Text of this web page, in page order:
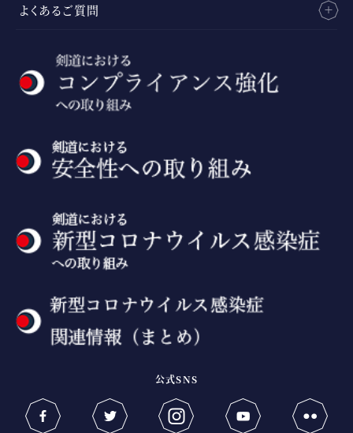
よくあるご質問
公式SNS